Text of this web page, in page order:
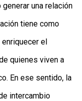
una relación
tiene como
el
quienes viven a
En ese sentido, la
intercambio